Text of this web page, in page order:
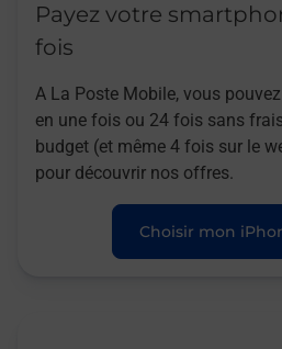
Payez votre
fois
A La Poste Mobile, vous
en une fois ou 24 fois sans
budget (et même 4 fois sur le
pour découvrir nos offres.
Choisir mon